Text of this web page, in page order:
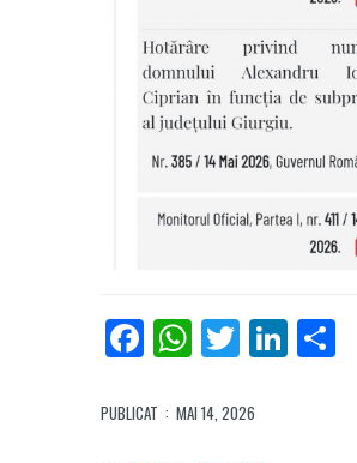
Facebook
WhatsApp
Twitter
PUBLICAT : MAI 14, 2026